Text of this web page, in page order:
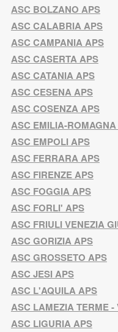
ASC BOLZANO APS
ASC CALABRIA APS
ASC CAMPANIA APS
ASC CASERTA APS
ASC CATANIA APS
ASC CESENA APS
ASC COSENZA APS
ASC EMILIA-
ASC EMPOLI APS
ASC FERRARA APS
ASC FIRENZE APS
ASC FOGGIA APS
ASC FORLI' APS
ASC FRIULI VENEZIA
ASC GORIZIA APS
ASC GROSSETO APS
ASC JESI APS
ASC L'AQUILA APS
ASC LAMEZIA TERME
ASC LIGURIA APS